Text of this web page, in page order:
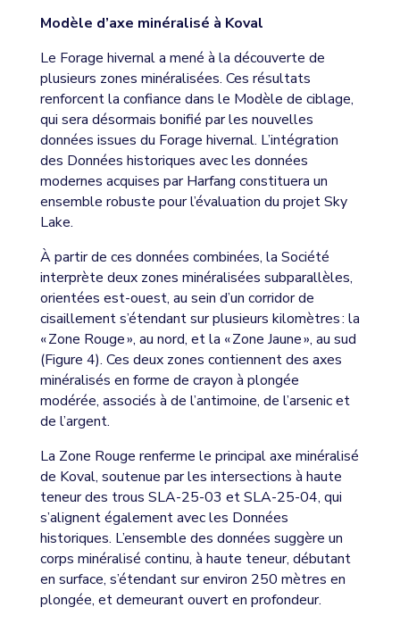
Modèle d’axe minéralisé à Koval
Le Forage hivernal a mené à la découverte de
plusieurs zones minéralisées. Ces résultats
renforcent la confiance dans le Modèle de ciblage,
qui sera désormais bonifié par les nouvelles
données issues du Forage hivernal. L’intégration
des Données historiques avec les données
modernes acquises par Harfang constituera un
ensemble robuste pour l’évaluation du projet Sky
Lake.
À partir de ces données combinées, la Société
interprète deux zones minéralisées subparallèles,
orientées est-ouest, au sein d’un corridor de
cisaillement s’étendant sur plusieurs kilomètres : la
« Zone Rouge », au nord, et la « Zone Jaune », au sud
(Figure 4). Ces deux zones contiennent des axes
minéralisés en forme de crayon à plongée
modérée, associés à de l’antimoine, de l’arsenic et
de l’argent.
La Zone Rouge renferme le principal axe minéralisé
de Koval, soutenue par les intersections à haute
teneur des trous SLA-25-03 et SLA-25-04, qui
s’alignent également avec les Données
historiques. L’ensemble des données suggère un
corps minéralisé continu, à haute teneur, débutant
en surface, s’étendant sur environ 250 mètres en
plongée, et demeurant ouvert en profondeur.